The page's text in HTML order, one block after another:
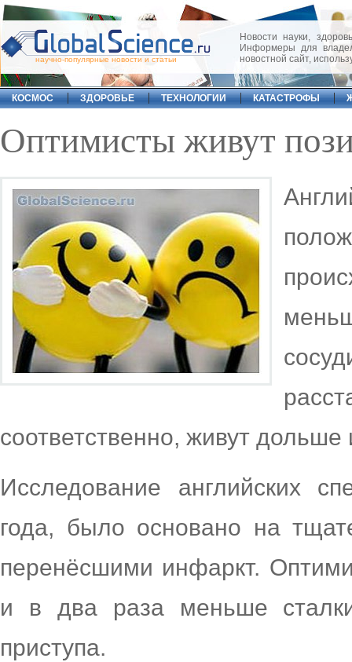
научно-популярные новости и статьи
Новости науки,
Информеры для
новостной сайт,
КОСМОС ЗДОРОВЬЕ ТЕХНОЛОГИИ КАТАСТРОФЫ
Оптимисты живут
соответственно, живут дольше
Исследование английских
года, было основано на
перенёсшими инфаркт.
и в два раза меньше
приступа.